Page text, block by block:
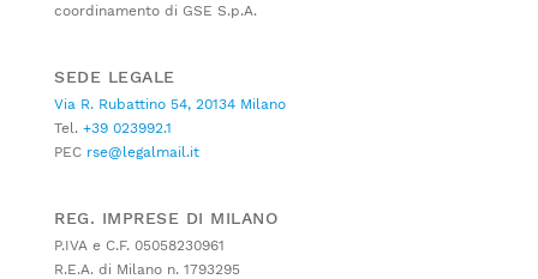
coordinamento di GSE S.p.A.
SEDE LEGALE
Via R. Rubattino 54, 20134 Milano
Tel. +39 023992.1
PEC rse@legalmail.it
REG. IMPRESE DI MILANO
P.IVA e C.F. 05058230961
R.E.A. di Milano n. 1793295